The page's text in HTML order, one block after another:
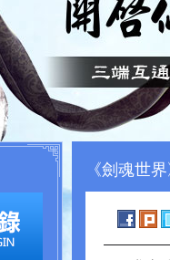
《劍魂世